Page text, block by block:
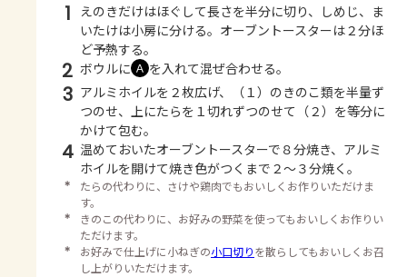
1
えのきだけはほぐして長さを半分に切り、しめじ、ま
いたけは小房に分ける。オーブントースターは２分ほ
ど予熱する。
2 ボウルに Ａ を入れて混ぜ合わせる。
3 アルミホイルを２枚広げ、（１）のきのこ類を半量ず
つのせ、上にたらを１切れずつのせて（２）を等分に
かけて包む。
4 温めておいたオーブントースターで８分焼き、アルミ
ホイルを開けて焼き色がつくまで２～３分焼く。
＊
たらの代わりに、さけや鶏肉でもおいしくお作りいただけま
す。
＊
きのこの代わりに、お好みの野菜を使ってもおいしくお作りい
ただけます。
＊
お好みで仕上げに小ねぎの小口切りを散らしてもおいしくお召
し上がりいただけます。